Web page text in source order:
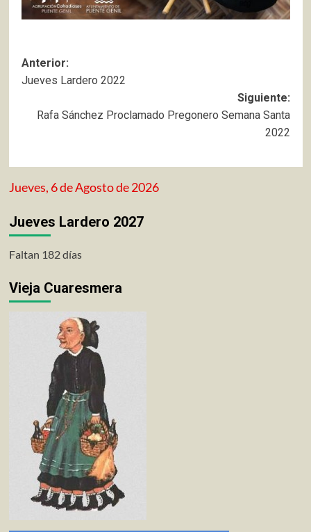
Navegación
de
entradas
Anterior:
Jueves Lardero 2022
Siguiente:
Rafa Sánchez Proclamado Pregonero Semana Santa
2022
Jueves, 6 de Agosto de 2026
Jueves Lardero 2027
Faltan 182 días
Vieja Cuaresmera